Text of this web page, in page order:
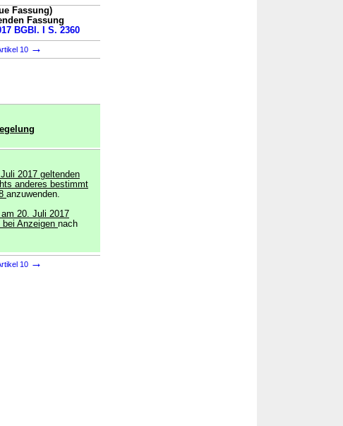
Fassung)
Fassung
BGBl. I S. 2360
10 →
2017 geltenden
anderes bestimmt
anzuwenden.
20. Juli 2017
bei Anzeigen nach
10 →